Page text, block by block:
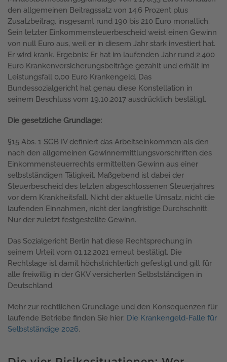
den allgemeinen Beitragssatz von 14,6 Prozent plus
Zusatzbeitrag, insgesamt rund 190 bis 210 Euro monatlich.
Sein letzter Einkommensteuerbescheid weist einen Gewinn
von null Euro aus, weil er in diesem Jahr stark investiert hat.
Er wird krank. Ergebnis: Er hat im laufenden Jahr rund 2.400
Euro Krankenversicherungsbeiträge gezahlt und erhält im
Leistungsfall 0,00 Euro Krankengeld. Das
Bundessozialgericht hat genau diese Konstellation in
seinem Beschluss vom 19.10.2017 ausdrücklich bestätigt.
Die gesetzliche Grundlage:
§15 Abs. 1 SGB IV definiert das Arbeitseinkommen als den
nach den allgemeinen Gewinnermittlungsvorschriften des
Einkommensteuerrechts ermittelten Gewinn aus einer
selbstständigen Tätigkeit. Maßgebend ist dabei der
Steuerbescheid des letzten abgeschlossenen Steuerjahres
vor dem Krankheitsfall. Nicht der aktuelle Umsatz, nicht die
laufenden Einnahmen, nicht der langfristige Durchschnitt.
Nur der zuletzt festgestellte Gewinn.
Das Sozialgericht Berlin hat diese Rechtsprechung in
seinem Urteil vom 01.12.2021 erneut bestätigt. Die
Rechtslage ist damit höchstrichterlich gefestigt und gilt für
alle freiwillig in der GKV versicherten Selbstständigen in
Deutschland.
Mehr zur rechtlichen Grundlage und den Konsequenzen für
laufende Betriebe finden Sie hier: Die Krankengeld-Falle für
Selbstständige 2026.